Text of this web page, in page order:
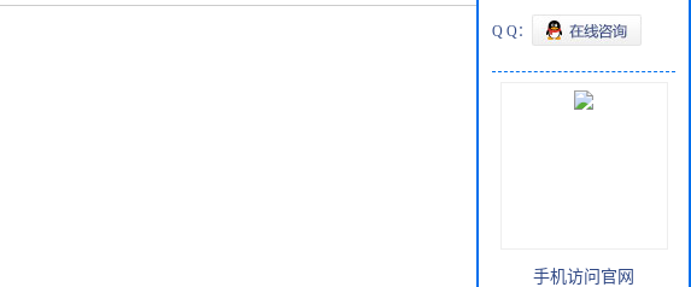
Q Q：
手机访问官网